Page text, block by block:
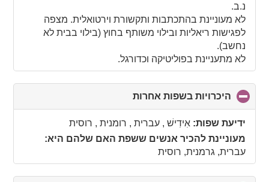
נ.ב.
לא מעוניינת בהתכתבות ותקשורת וירטואלית. מצפה
לפגישות ריאליות ובילוי משותף בחוץ (בילוי בבית לא
נחשב).
לא מתעניינת בפוליטיקה וכדורגל.
היכרויות בשפות אחרות
to
collapse
ידיעת שפות: אִידִישׁ , עברית , רומנית , רוסית
מעוניינת להכיר אנשים ששפת האם שלהם היא:
עברית, גרמנית, רוסית